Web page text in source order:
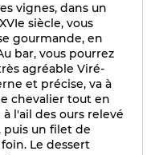
vignes, dans un
siècle, vous
gourmande, en
bar, vous pourrez
agréable Viré-
et précise, va à
chevalier tout en
l'ail des ours relevé
puis un filet de
Le dessert